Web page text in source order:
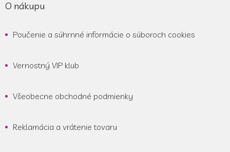
O nákupu
Poučenie a súhrnné informácie o súboroch cookies
Vernostný VIP klub
Všeobecne obchodné podmienky
Reklamácia a vrátenie tovaru